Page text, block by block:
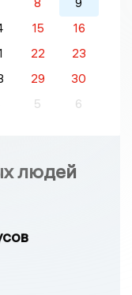
8
9
15
16
22
23
29
30
5 6
людей